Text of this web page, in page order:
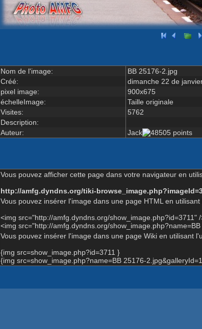
Nom de l'image:
BB 25176-2.jpg
Créé:
dimanche 22 de
pixel image:
900x675
échelleImage:
Taille originale
Visites:
5762
Description:
Auteur:
Jack
Vous pouvez afficher cette page dans votre navigateur en
http://amfg.dyndns.org/tiki-
Vous pouvez insérer l'image dans une page HTML en
<img src="http://amfg.dyndns.org/show_image.php?id=3711" /
<img src="http://amfg.dyndns.org/
Vous pouvez insérer l'image dans une page Wiki en utilisant
{img src=show_image.php?id=3711 }
{img src=show_image.php?name=BB 25176-